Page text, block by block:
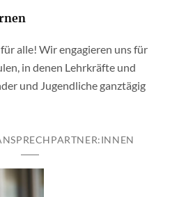
alle! Wir engagieren uns für
in denen Lehrkräfte und
und Jugendliche ganztägig